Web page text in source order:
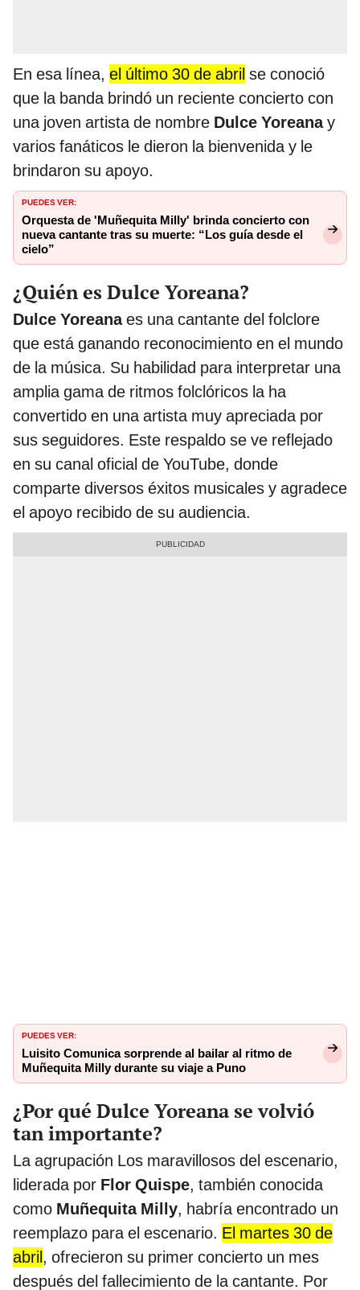
En esa línea, el último 30 de abril se conoció
que la banda brindó un reciente concierto con
una joven artista de nombre Dulce Yoreanay
varios fanáticos le dieron la bienvenida y le
brindaron su apoyo.
PUEDES VER:
Orquesta de 'Muñequita Milly' brinda concierto con
nueva cantante tras su muerte: “Los guía desde el
cielo”
¿Quién es Dulce Yoreana?
Dulce Yoreanaes una cantante del folclore
que está ganando reconocimiento en el mundo
de la música. Su habilidad para interpretar una
amplia gama de ritmos folclóricos la ha
convertido en una artista muy apreciada por
sus seguidores. Este respaldo se ve reflejado
en su canal oficial de YouTube, donde
comparte diversos éxitos musicales y agradece
el apoyo recibido de su audiencia.
PUEDES VER:
Luisito Comunica sorprende al bailar al ritmo de
Muñequita Milly durante su viaje a Puno
¿Por qué Dulce Yoreana se volvió
tan importante?
La agrupación Los maravillosos del escenario,
liderada por Flor Quispe, también conocida
como Muñequita Milly, habría encontrado un
reemplazo para el escenario. El martes 30 de
abril, ofrecieron su primer concierto un mes
después del fallecimiento de la cantante. Por